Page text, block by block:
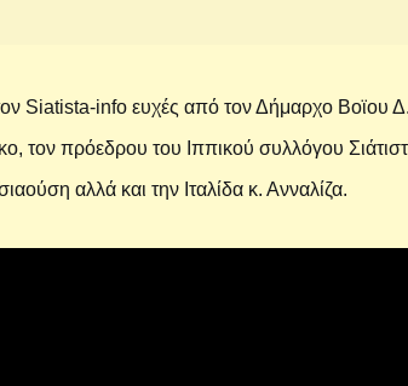
Siatista-info ευχές από τον Δήμαρχο Βοϊου
τον πρόεδρου του Ιππικού συλλόγου
αλλά και την Ιταλίδα κ. Ανναλίζα.